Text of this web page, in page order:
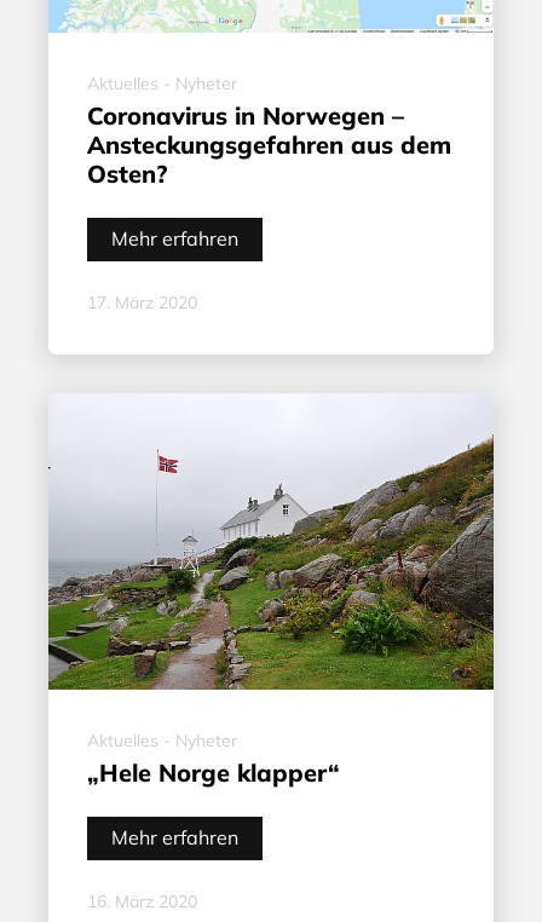
Aktuelles - Nyheter
Coronavirus in Norwegen –
Ansteckungsgefahren aus dem
Osten?
Mehr erfahren
17. März 2020
Aktuelles - Nyheter
„Hele Norge klapper“
Mehr erfahren
16. März 2020